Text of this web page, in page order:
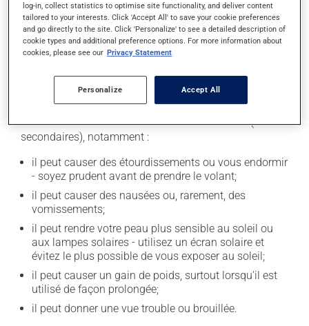
toxicité du médicament. Il est recommandé d'éviter ou
de limiter la consommation d'alcool durant le
traitement.
Effets indésirables
En plus de ses effets recherchés, ce produit peut à
l'occasion entraîner certains effets indésirables (effets
secondaires), notamment :
il peut causer des étourdissements ou vous endormir
- soyez prudent avant de prendre le volant;
il peut causer des nausées ou, rarement, des
vomissements;
il peut rendre votre peau plus sensible au soleil ou
aux lampes solaires - utilisez un écran solaire et
évitez le plus possible de vous exposer au soleil;
il peut causer un gain de poids, surtout lorsqu'il est
utilisé de façon prolongée;
il peut donner une vue trouble ou brouillée.
log-in, collect statistics to optimise site functionality, and deliver content
tailored to your interests. Click 'Accept All' to save your cookie preferences
and go directly to the site. Click 'Personalize' to see a detailed description of
cookie types and additional preference options. For more information about
cookies, please see our Privacy Statement
Personalize Accept All